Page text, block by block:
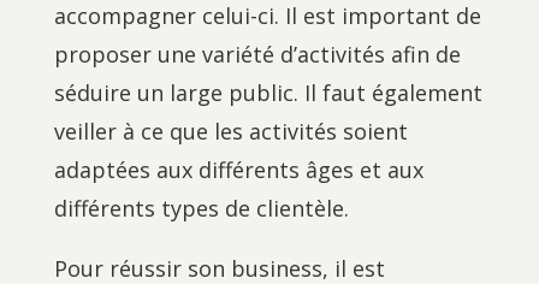
accompagner celui-ci. Il est important de
proposer une variété d’activités afin de
séduire un large public. Il faut également
veiller à ce que les activités soient
adaptées aux différents âges et aux
différents types de clientèle.
Pour réussir son business, il est